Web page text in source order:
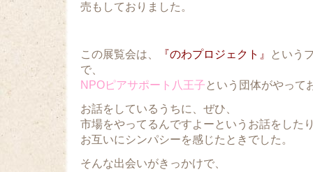
売もしておりました。
この展覧会は、 『のわプロジェクト』
という
で、
NPOピアサポート八王子 という団体がやって
お話をしているうちに、ぜひ、
市場をやってるんですよーというお話をした
お互いにシンパシーを感じたときでした。
そんな出会いがきっかけで、